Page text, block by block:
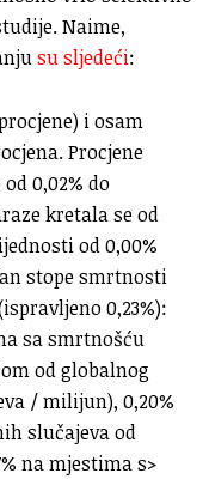
Naime,
su sljedeći:
i osam
Procjene
0,02% do
kretala se od
od 0,00%
stope smrtnosti
0,23%):
sa smrtnošću
od globalnog
/ milijun), 0,20%
slučajeva od
na mjestima s>